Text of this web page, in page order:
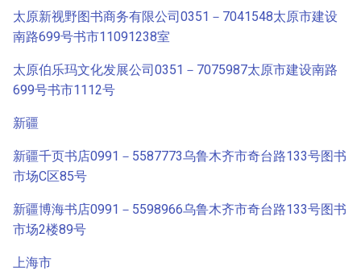
太原新视野图书商务有限公司0351－7041548太原市建设
南路699号书市11091238室
太原伯乐玛文化发展公司0351－7075987太原市建设南路
699号书市1112号
新疆
新疆千页书店0991－5587773乌鲁木齐市奇台路133号图书
市场C区85号
新疆博海书店0991－5598966乌鲁木齐市奇台路133号图书
市场2楼89号
上海市